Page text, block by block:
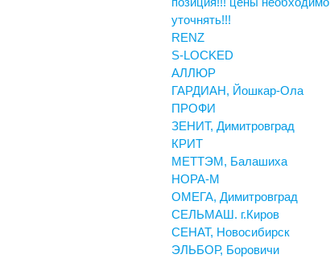
уточнять!!!
RENZ
S-LOCKED
АЛЛЮР
ГАРДИАН, Йошкар-Ола
ПРОФИ
ЗЕНИТ, Димитровград
КРИТ
МЕТТЭМ, Балашиха
НОРА-М
ОМЕГА, Димитровград
СЕЛЬМАШ. г.Киров
СЕНАТ, Новосибирск
ЭЛЬБОР, Боровичи